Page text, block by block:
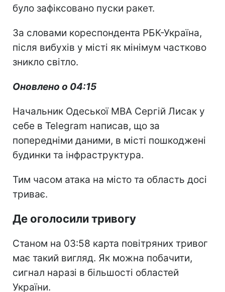
було зафіксовано пуски ракет.
За словами кореспондента РБК-Україна,
після вибухів у місті як мінімум частково
зникло світло.
Оновлено о 04:15
Начальник Одеської МВА Сергій Лисак у
себе в Telegram написав, що за
попередніми даними, в місті пошкоджені
будинки та інфраструктура.
Тим часом атака на місто та область досі
триває.
Де оголосили тривогу
Станом на 03:58 карта повітряних тривог
має такий вигляд. Як можна побачити,
сигнал наразі в більшості областей
України.